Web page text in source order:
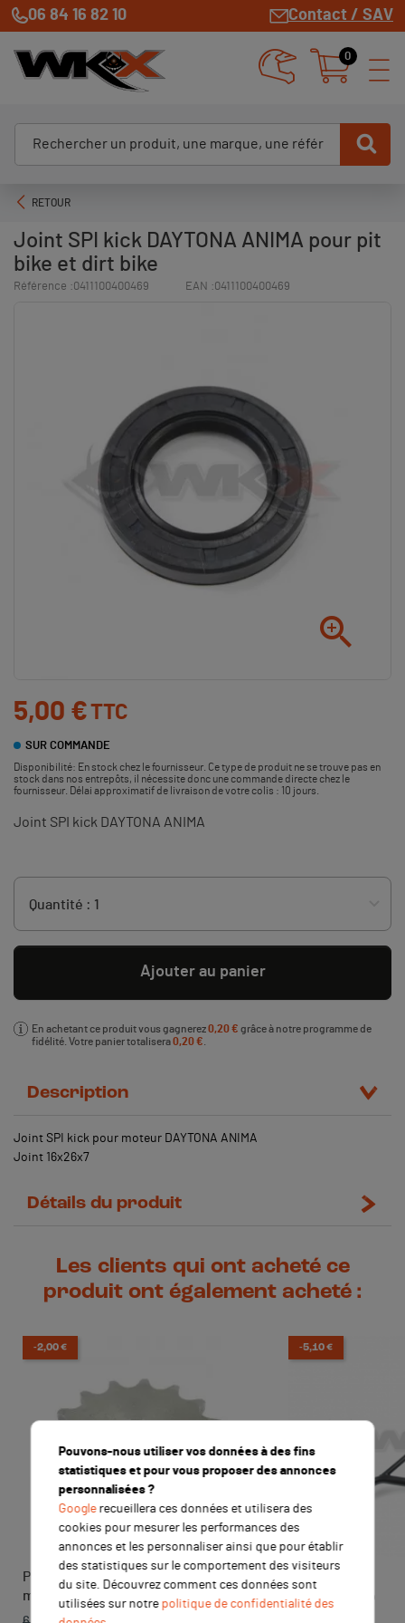
06 84 16 82 10 Contact / SAV
0
RETOUR
Joint SPI kick DAYTONA ANIMA pour pit
bike et dirt bike
Référence :0411100400469 EAN :0411100400469

5,00 €TTC
SUR COMMANDE
Disponibilité: En stock chez le fournisseur. Ce type de produit ne se trouve pas en
stock dans nos entrepôts, il nécessite donc une commande directe chez le
fournisseur. Délai approximatif de livraison de votre colis : 10 jours.
Joint SPI kick DAYTONA ANIMA
Ajouter au panier
En achetant ce produit vous gagnerez0,20 € grâce à notre programme de
fidélité. Votre panier totalisera0,20 €
Description
Joint SPI kick pour moteur DAYTONA ANIMA
Joint 16x26x7
Détails du produit
Les clients qui ont acheté ce
produit ont également acheté :
-2,00 €
Pignon de sortie de boite axe 20
mm 15 dents 420
-5,10 €
Prix de base
Prix
Pouvons-nous utiliser vos données à des fins
statistiques et pour vous proposer des annonces
personnalisées ?
Googlerecueillera ces données et utilisera des
cookies pour mesurer les performances des
annonces et les personnaliser ainsi que pour établir
des statistiques sur le comportement des visiteurs
du site. Découvrez comment ces données sont
utilisées sur notre politique de confidentialité des